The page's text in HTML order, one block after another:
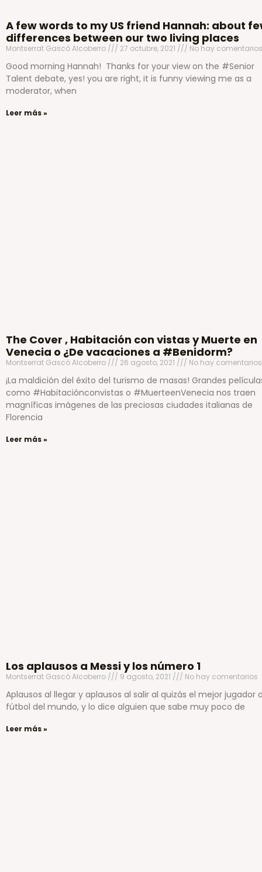
A few words to my US friend Hannah: about
differences between our two living places
Montserrat Gascó Alcoberro 27 octubre, 2021 No hay comentarios
Good morning Hannah! Thanks for your view on the #Senior
Talent debate, yes! you are right, it is funny viewing me as a
moderator, when
Leer más »
The Cover , Habitación con vistas y Muerte en
Venecia o ¿De vacaciones a #Benidorm?
Montserrat Gascó Alcoberro 26 agosto, 2021 No hay comentarios
¡La maldición del éxito del turismo de masas! Grandes
como #Habitaciónconvistas o #MuerteenVenecia nos traen
magníficas imágenes de las preciosas ciudades italianas de
Florencia
Leer más »
Los aplausos a Messi y los número 1
Montserrat Gascó Alcoberro 9 agosto, 2021 No hay comentarios
Aplausos al llegar y aplausos al salir al quizás el mejor jugador
fútbol del mundo, y lo dice alguien que sabe muy poco de
Leer más »